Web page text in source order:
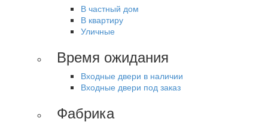
В частный дом
В квартиру
Уличные
Время ожидания
Входные двери в наличии
Входные двери под заказ
Фабрика